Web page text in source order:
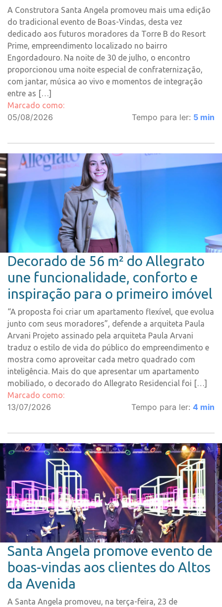
A Construtora Santa Angela promoveu mais uma edição
do tradicional evento de Boas-Vindas, desta vez
dedicado aos futuros moradores da Torre B do Resort
Prime, empreendimento localizado no bairro
Engordadouro. Na noite de 30 de julho, o encontro
proporcionou uma noite especial de confraternização,
com jantar, música ao vivo e momentos de integração
entre as […]
Marcado como:
05/08/2026 Tempo para ler: 5 min
Decorado de 56 m² do Allegrato
une funcionalidade, conforto e
inspiração para o primeiro imóvel
“A proposta foi criar um apartamento flexível, que evolua
junto com seus moradores”, defende a arquiteta Paula
Arvani Projeto assinado pela arquiteta Paula Arvani
traduz o estilo de vida do público do empreendimento e
mostra como aproveitar cada metro quadrado com
inteligência. Mais do que apresentar um apartamento
mobiliado, o decorado do Allegrato Residencial foi […]
Marcado como:
13/07/2026 Tempo para ler: 4 min
Santa Angela promove evento de
boas-vindas aos clientes do Altos
da Avenida
A Santa Angela promoveu, na terça-feira, 23 de